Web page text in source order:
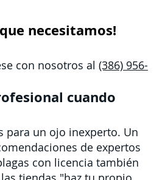
necesitamos!
con nosotros al (386) 956-
cuando
para un ojo inexperto. Un
de expertos
con licencia también